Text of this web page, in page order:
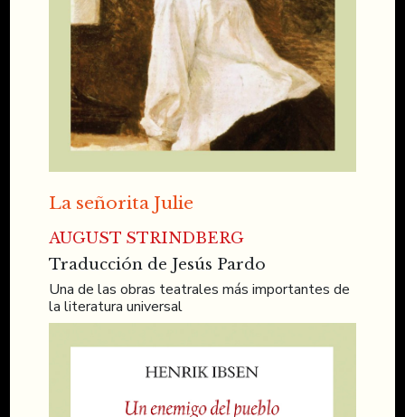
La señorita Julie
AUGUST STRINDBERG
Traducción de Jesús Pardo
Una de las obras teatrales más importantes de
la literatura universal